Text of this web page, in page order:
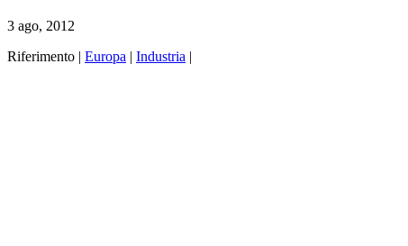
3 ago, 2012
Riferimento | Europa | Industria |